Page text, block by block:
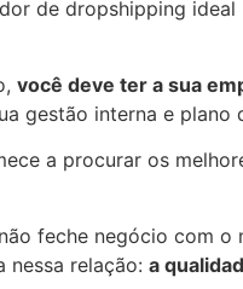
de dropshipping
você deve ter a sua
gestão interna e plano
a procurar os
feche negócio com
nessa relação: a